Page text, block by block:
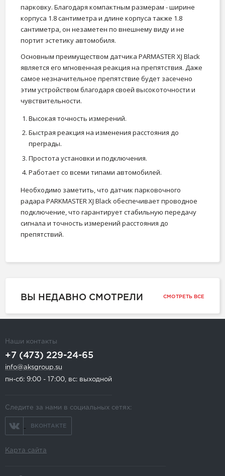
парковку. Благодаря компактным размерам - ширине
корпуса 1.8 сантиметра и длине корпуса также 1.8
сантиметра, он незаметен по внешнему виду и не
портит эстетику автомобиля.
Основным преимуществом датчика PARMASTER XJ Black
является его мгновенная реакция на препятствия. Даже
самое незначительное препятствие будет засечено
этим устройством благодаря своей высокоточности и
чувствительности.
Высокая точность измерений.
Быстрая реакция на изменения расстояния до
преграды.
Простота установки и подключения.
Работает со всеми типами автомобилей.
Необходимо заметить, что датчик парковочного
радара PARKMASTER XJ Black обеспечивает проводное
подключение, что гарантирует стабильную передачу
сигнала и точность измерений расстояния до
препятствий.
ВЫ НЕДАВНО СМОТРЕЛИ СМОТРЕТЬ ВСЕ
Наши контакты
+7 (473) 229-24-65
info@aksgroup.su
пн-сб: 9:00 - 17:00, вс: выходной
Следите за нами в социальных сетях:
ВКОНТАКТЕ
Карта сайта